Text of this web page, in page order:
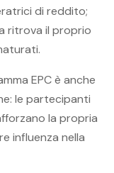
di reddito;
ritrova il proprio
EPC è anche
le partecipanti
la propria
influenza nella